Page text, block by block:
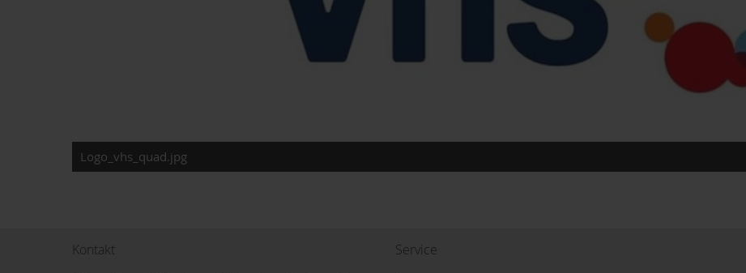
Logo_vhs_quad.jpg
Kontakt Service